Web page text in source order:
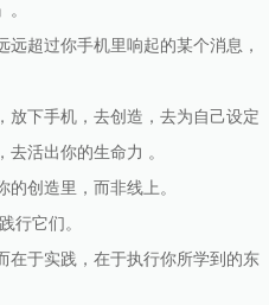
超过你手机里响起的某个消息，
放下手机，去创造，去为自己设定
活出你的生命力 。
创造里，而非线上。
行它们。
在于实践，在于执行你所学到的东